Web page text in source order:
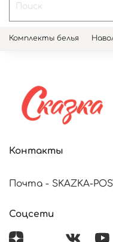
Комплекты белья
Контакты
Почта - SKAZKA-
Соцсети